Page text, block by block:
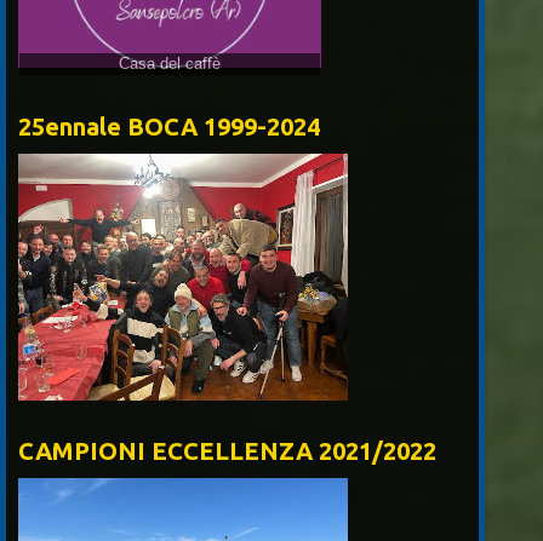
25ennale BOCA 1999-2024
CAMPIONI ECCELLENZA 2021/2022